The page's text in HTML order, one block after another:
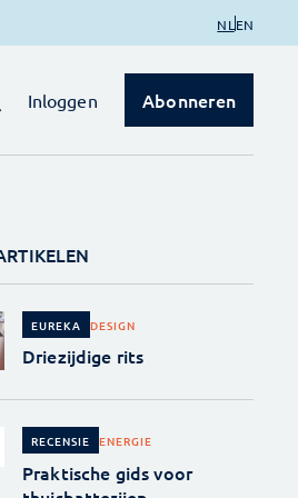
NL EN
Inloggen Abonneren
EUREKA DESIGN
Driezijdige rits
RECENSIE ENERGIE
Praktische gids voor